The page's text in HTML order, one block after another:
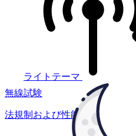
ライトテーマ
無線試験
法規制および性能試験